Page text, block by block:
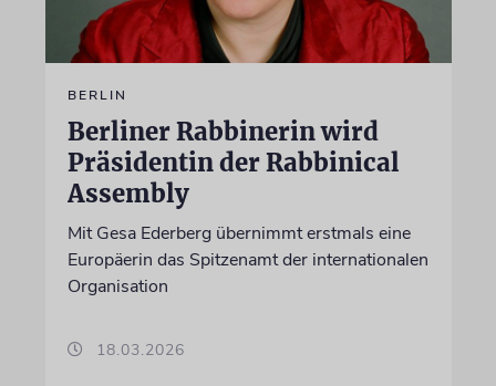
BERLIN
Berliner Rabbinerin wird
Präsidentin der Rabbinical
Assembly
Mit Gesa Ederberg übernimmt erstmals eine
Europäerin das Spitzenamt der internationalen
Organisation
18.03.2026